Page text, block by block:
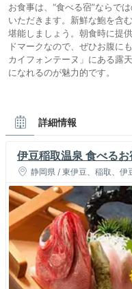
お食事は、“食べる宿”ならで
いただきます。新鮮な鮑を含
堪能しましょう。朝食時に提
ドマークなので、ぜひお腹に
カイフォンテーヌ」にある露
になれるのが魅力的です。
詳細情報
伊豆稲取温泉 食べる
静岡県 / 東伊豆、稲取、伊